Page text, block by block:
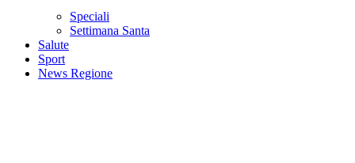
Speciali
Settimana Santa
Salute
Sport
News Regione